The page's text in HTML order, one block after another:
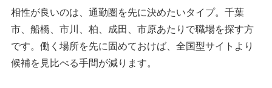
相性が良いのは、通勤圏を先に決めたいタイプ。千葉
市、船橋、市川、柏、成田、市原あたりで職場を探す方
です。働く場所を先に固めておけば、全国型サイトより
候補を見比べる手間が減ります。